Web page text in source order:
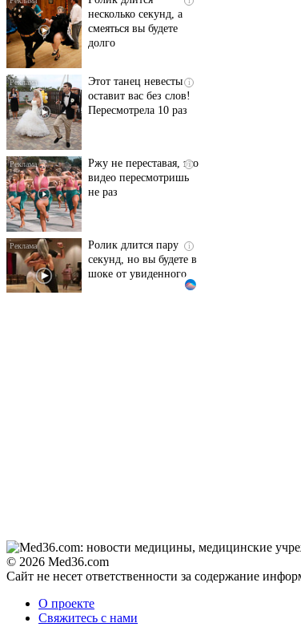
смеяться вы будете
оставит вас без слов!
Пересмотрела 10 раз
видео пересмотришь
не раз
секунд, но вы будете в
шоке от увиденного
© 2026 Med36.com
Сайт не несет ответственности за содержание
О проекте
Свяжитесь с нами